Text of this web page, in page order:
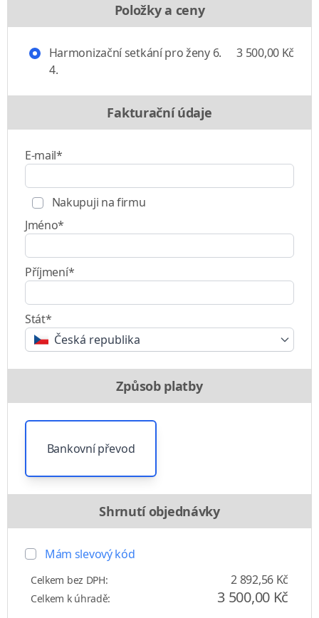
Položky a ceny
Harmonizační setkání pro ženy 6.
4.
3 500,00 Kč
Fakturační údaje
E-mail*
Nakupuji na firmu
Jméno*
Příjmení*
Stát*
Česká republika
Způsob platby
Bankovní převod
Shrnutí objednávky
Mám slevový kód
Celkem bez DPH: 2 892,56 Kč
Celkem k úhradě: 3 500,00 Kč